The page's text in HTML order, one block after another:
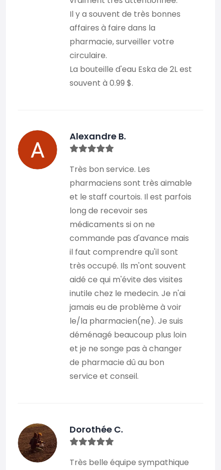
Il y a souvent de très bonnes
affaires à faire dans la
pharmacie, surveiller votre
circulaire.
La bouteille d'eau Eska de 2L est
souvent à 0.99 $.
Alexandre B.
Très bon service. Les
pharmaciens sont très aimable
et le staff courtois. Il est parfois
long de recevoir ses
médicaments si on ne
commande pas d'avance mais
il faut comprendre qu'il sont
très occupé. Ils m'ont souvent
aidé ce qui m'évite des visites
inutile chez le medecin. Je n'ai
jamais eu de problème à voir
le/la pharmacien(ne). Je suis
déménagé beaucoup plus loin
et je ne songe pas à changer
de pharmacie dû au bon
service et conseil.
Dorothée C.
Très belle équipe sympathique